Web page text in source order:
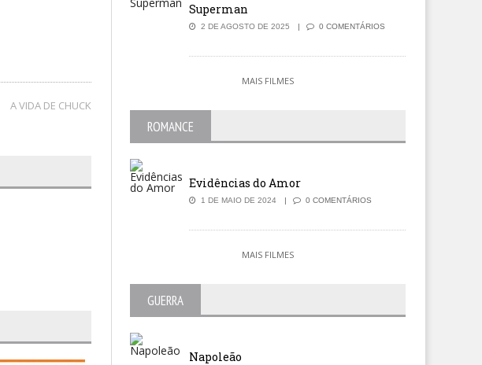
A VIDA DE CHUCK
Superman
2 DE AGOSTO DE 2025 0 COMENTÁRIOS
MAIS FILMES
ROMANCE
Evidências do Amor
1 DE MAIO DE 2024 0 COMENTÁRIOS
MAIS FILMES
GUERRA
Napoleão